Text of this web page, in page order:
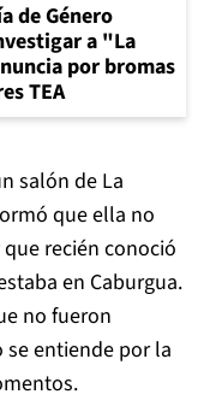
de Género
a "La
por bromas
TEA
salón de La
que ella no
recién conoció
en Caburgua.
no fueron
entiende por la